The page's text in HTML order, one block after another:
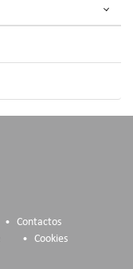
Contactos
Cookies